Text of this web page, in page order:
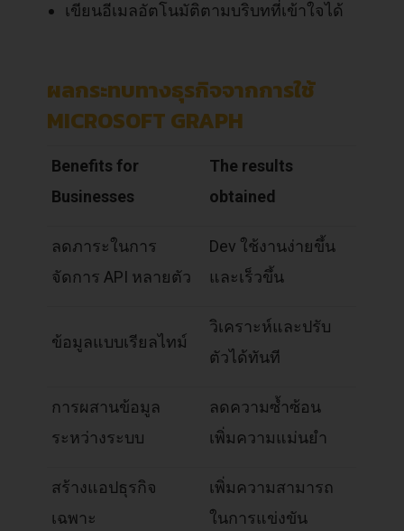
เขียนอีเมลอัตโนมัติตามบริบทที่เข้าใจได้
ผลกระทบทางธุรกิจจากการใช้
MICROSOFT GRAPH
Benefits for
Businesses
The results
obtained
ลดภาระในการ
จัดการ API หลายตัว
Dev ใช้งานง่ายขึ้น
และเร็วขึ้น
ข้อมูลแบบเรียลไทม์
วิเคราะห์และปรับ
ตัวได้ทันที
การผสานข้อมูล
ระหว่างระบบ
ลดความซ้ำซ้อน
เพิ่มความแม่นยำ
สร้างแอปธุรกิจ
เฉพาะ
เพิ่มความสามารถ
ในการแข่งขัน